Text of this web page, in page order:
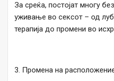
За среќа, постојат многу
уживање во сексот – од
терапија до промени во
3. Промена на